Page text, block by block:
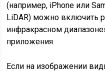
(например, iPhone или
LiDAR) можно включить
инфракрасном
приложения.
Если на изображении